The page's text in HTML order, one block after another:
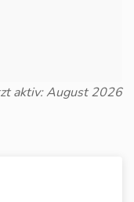
aktiv: August 2026